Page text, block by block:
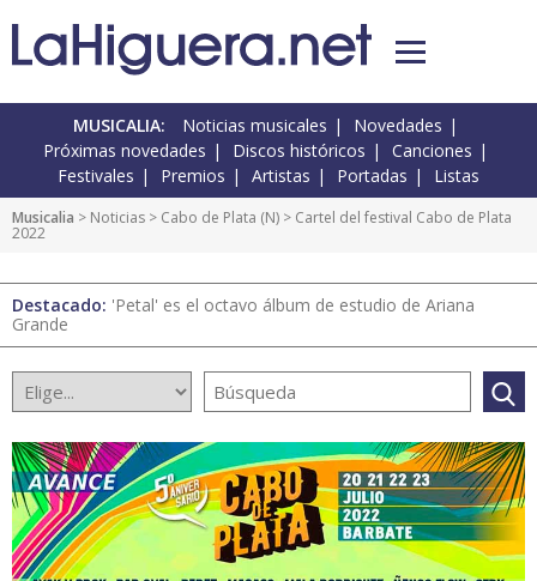
MUSICALIA: Noticias musicales
Novedades
Próximas novedades
Discos históricos
Canciones
Festivales
Premios Artistas Portadas Listas
Musicalia > Noticias > Cabo de Plata (N) > Cartel del festival Cabo de Plata
2022
Destacado: 'Petal' es el octavo álbum de estudio de Ariana
Grande